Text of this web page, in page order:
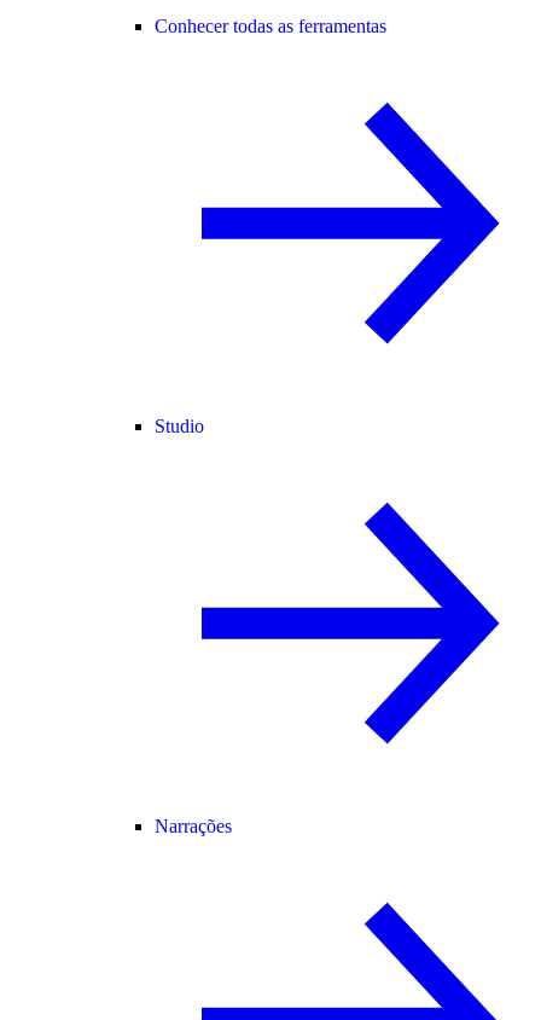
Conhecer todas as ferramentas
Studio
Narrações